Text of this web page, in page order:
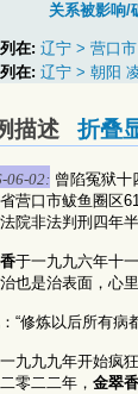
关系被影响/
在: 辽宁 > 营口市
在: 辽宁 > 朝阳
描述 折叠
06-02: 曾陷冤狱
营口市鲅鱼圈区
院非法判刑四年
于一九九六年十
也是治表面，心
“修炼以后所有病
九九九年开始疯
零二二年， 金翠香